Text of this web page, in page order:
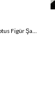
Özel Seri Gold Daire Zirkon Taş Sıralı Lotus Figür Şahmeran.